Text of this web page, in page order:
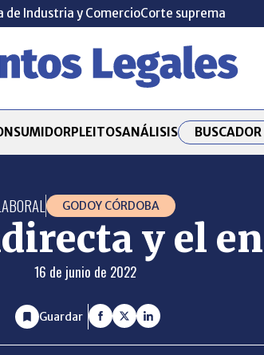
de Industria y ComercioCorte suprema
PLEITOSANÁLISIS
GODOY CÓRDOBA
y el
16 de junio de 2022
Guardar